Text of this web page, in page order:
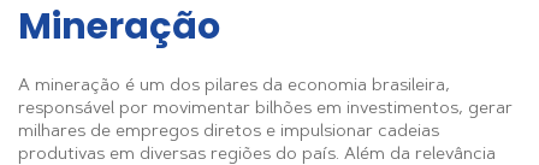
Mineração
A mineração é um dos pilares da economia brasileira,
responsável por movimentar bilhões em investimentos, gerar
milhares de empregos diretos e impulsionar cadeias
produtivas em diversas regiões do país. Além da relevância